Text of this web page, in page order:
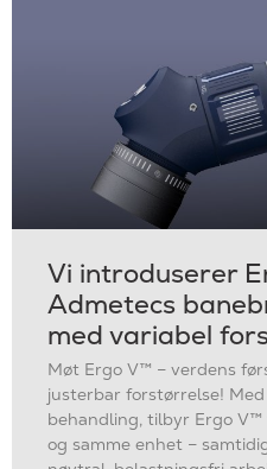
Vi introduserer
Admetecs
med variabel
Møt Ergo V™ – verdens
justerbar forstørrelse!
behandling, tilbyr Ergo
og samme enhet –